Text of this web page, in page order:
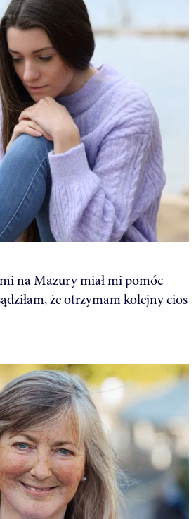
na Mazury miał mi pomóc
że otrzymam kolejny cios